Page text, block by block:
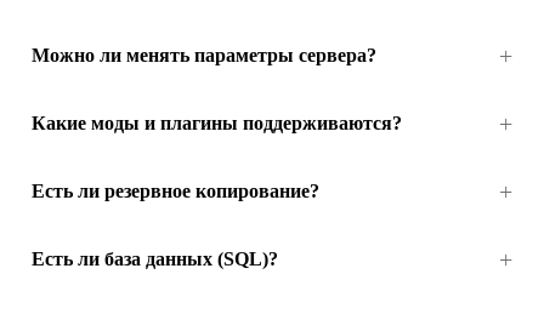
Можно ли менять параметры сервера?
Какие моды и плагины поддерживаются?
Есть ли резервное копирование?
Есть ли база данных (SQL)?